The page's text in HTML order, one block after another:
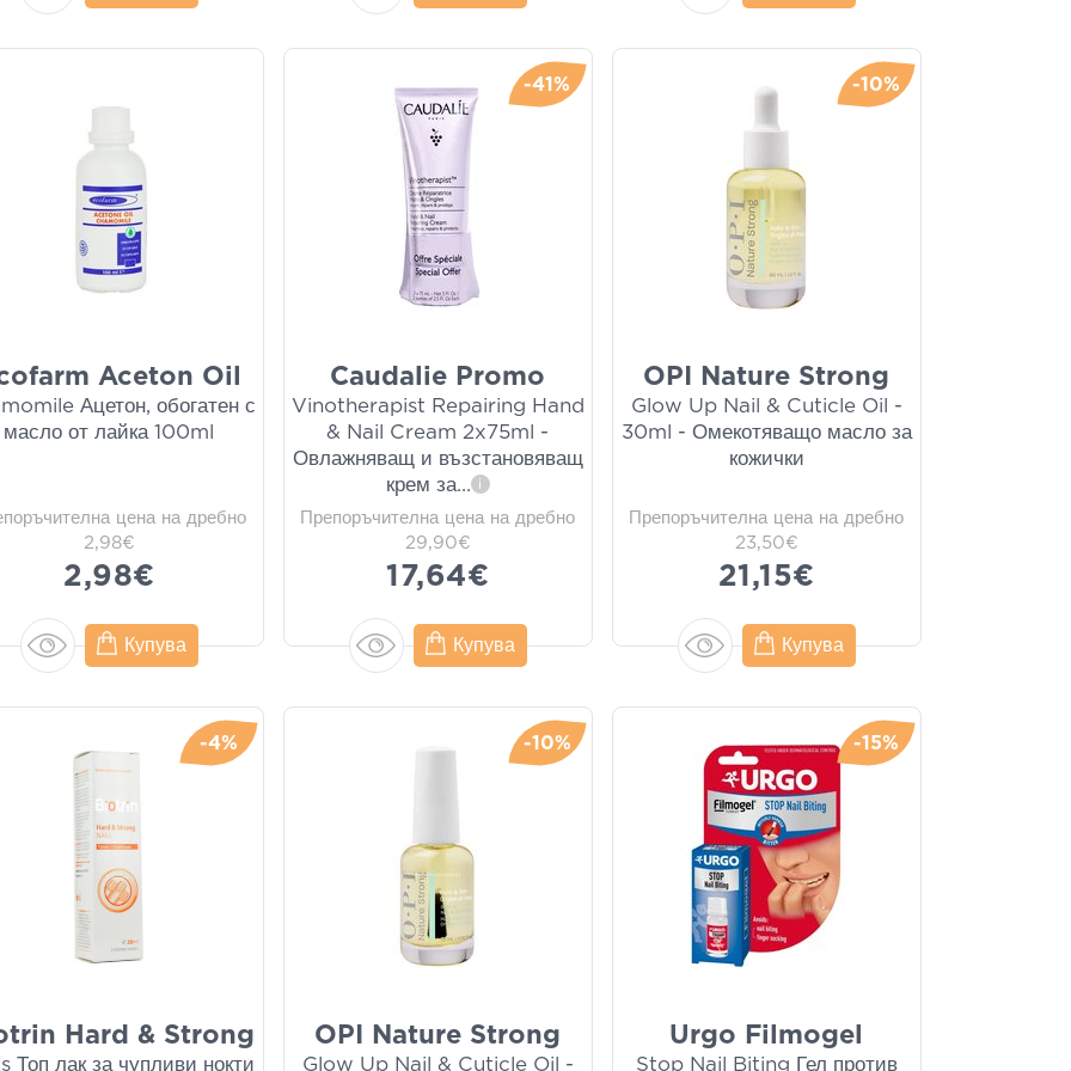
Aceton Oil
Ацетон, обогатен с
масло от лайка 100ml
цена на дребно
2,98€
2,98€
Купува
-41%
Caudalie Promo
Vinotherapist Repairing Hand
& Nail Cream 2x75ml -
Овлажняващ и възстановяващ
крем за... i
Препоръчителна цена на дребно
29,90€
17,64€
Купува
-10%
OPI Nature Strong
Glow Up Nail & Cuticle Oil -
30ml - Омекотяващо масло за
кожички
Препоръчителна цена на дребно
23,50€
21,15€
Купува
-4%
Hard & Strong
Топ лак за чупливи нокти
-10%
OPI Nature Strong
Glow Up Nail & Cuticle Oil -
-15%
Urgo Filmogel
Stop Nail Biting Гел против